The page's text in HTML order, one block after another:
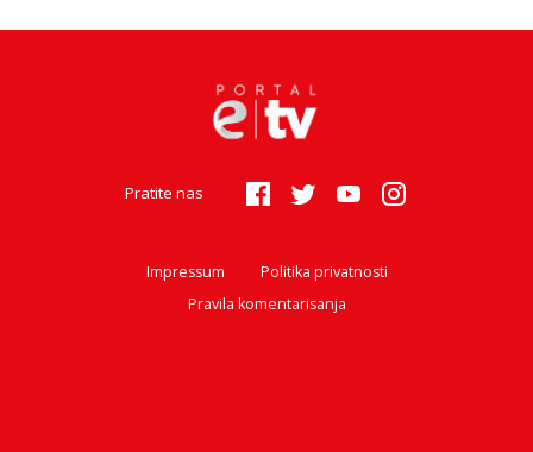
Pratite nas
Impressum
Politika privatnosti
Pravila komentarisanja